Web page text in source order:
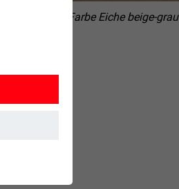
Sidings in der Farbe Eiche beige-grau